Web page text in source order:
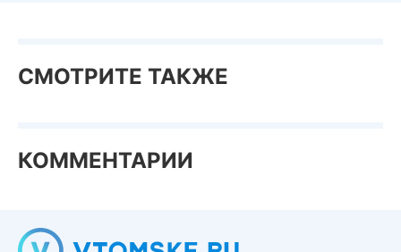
СМОТРИТЕ ТАКЖЕ
КОММЕНТАРИИ